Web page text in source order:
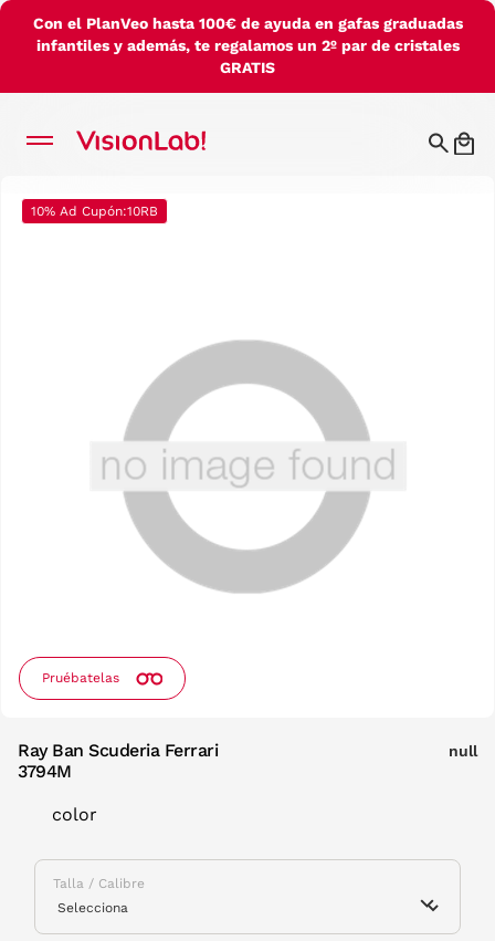
Con el PlanVeo hasta 100€ de ayuda en gafas graduadas
infantiles y además, te regalamos un 2º par de cristales
GRATIS
10% Ad Cupón:10RB
Pruébatelas
Ray Ban Scuderia Ferrari
3794M
null
color
Talla / Calibre